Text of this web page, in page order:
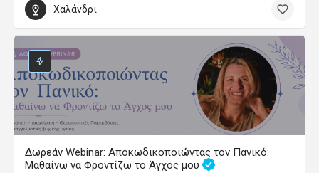
Χαλάνδρι
Δωρεάν Webinar: Αποκωδικοποιώντας τον Πανικό:
Μαθαίνω να Φροντίζω το Άγχος μου